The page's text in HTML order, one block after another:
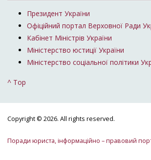
Президент України
Офіційний портал Верховної Ради
Кабінет Міністрів України
Міністерство юстиції України
Міністерство соціальної політики
^ Top
Copyright © 2026. All rights reserved.
Поради юриста, інформаційно – правовий